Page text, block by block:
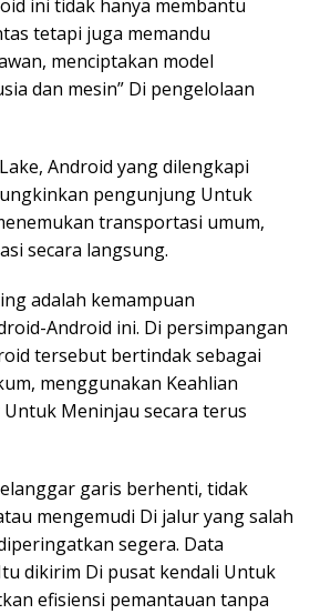
ini tidak hanya membantu
tetapi juga memandu
menciptakan model
dan mesin” Di pengelolaan
Android yang dilengkapi
pengunjung Untuk
transportasi umum,
secara langsung.
adalah kemampuan
Android ini. Di persimpangan
tersebut bertindak sebagai
menggunakan Keahlian
Meninjau secara terus
garis berhenti, tidak
mengemudi Di jalur yang salah
segera. Data
dikirim Di pusat kendali Untuk
efisiensi pemantauan tanpa